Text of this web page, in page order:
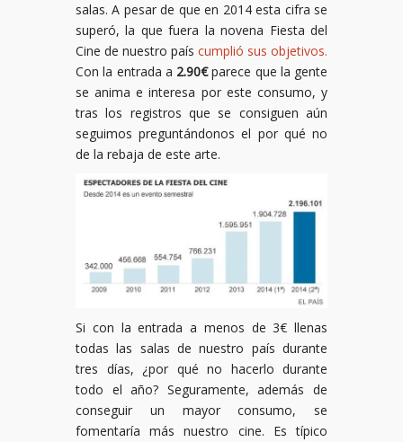
salas. A pesar de que en 2014 esta cifra se
superó, la que fuera la novena Fiesta del
Cine de nuestro país cumplió sus objetivos.
Con la entrada a 2.90€parece que la gente
se anima e interesa por este consumo, y
tras los registros que se consiguen aún
seguimos preguntándonos el por qué no
de la rebaja de este arte.
Si con la entrada a menos de 3€ llenas
todas las salas de nuestro país durante
tres días, ¿por qué no hacerlo durante
todo el año? Seguramente, además de
conseguir un mayor consumo, se
fomentaría más nuestro cine. Es típico